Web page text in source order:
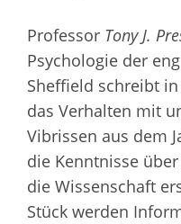
Professor Tony J.
Psychologie der
Sheffield schreibt
das Verhalten mit
Vibrissen aus dem
die Kenntnisse
die Wissenschaft
Stück werden